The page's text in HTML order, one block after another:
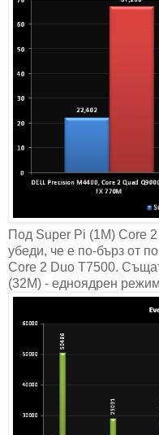
Под Super Pi (1M) Core
убеди, че е по-бърз от
Core 2 Duo T7500.
(32M) - едноядрен